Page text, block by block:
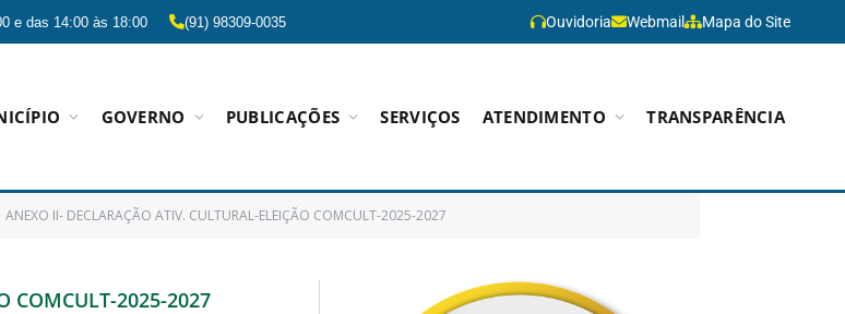
e das 14:00 às 18:00 (91) 98309-0035 Ouvidoria Webmail Mapa do Site
GOVERNO PUBLICAÇÕES SERVIÇOS ATENDIMENTO TRANSPARÊNCIA
ANEXO II- DECLARAÇÃO ATIV. CULTURAL-ELEIÇÃO COMCULT-2025-2027
COMCULT-2025-2027